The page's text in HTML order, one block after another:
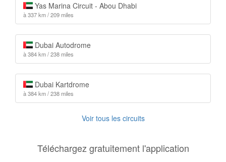
Yas Marina Circuit - Abou Dhabi
à 337 km / 209 miles
Dubai Autodrome
à 384 km / 238 miles
Dubai Kartdrome
à 384 km / 238 miles
Voir tous les circuits
Téléchargez gratuitement l'application